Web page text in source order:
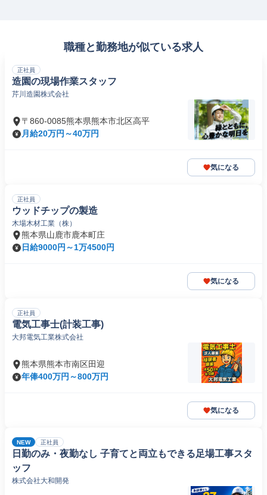
職種と勤務地が似ている求人
正社員
造園の現場作業スタッフ
芹川造園株式会社
〒860-0085熊本県熊本市北区高平
月給20万円～40万円
気になる
正社員
ウッドチップの製造
木場木材工業（株）
熊本県山鹿市鹿本町庄
日給9000円～1万4500円
気になる
正社員
電気工事士(計装工事)
大邦電気工業株式会社
熊本県熊本市南区田迎
年俸400万円～800万円
気になる
NEW 正社員
日勤のみ・夜勤なし 子育てと両立もできる足場工事スタ
ッフ
株式会社大和開発